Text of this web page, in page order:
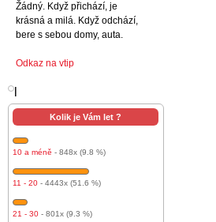
Žádný. Když přichází, je
krásná a milá. Když odchází,
bere s sebou domy, auta.
Odkaz na vtip
Kolik je Vám let ?
10 a méně - 848x (9.8 %)
11 - 20 - 4443x (51.6 %)
21 - 30 - 801x (9.3 %)